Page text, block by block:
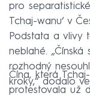
pro
Tchaj-wanu‘ v
Podstata a vlivy
neblahé.
rozhodný
kroky,“ dodalo
Čína, která
protestovala už